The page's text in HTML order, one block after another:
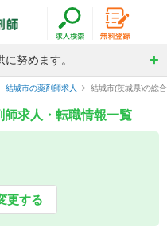
努めます。
結城市の薬剤師求人 結城市(茨城県)の総
求人・転職情報一覧
更する